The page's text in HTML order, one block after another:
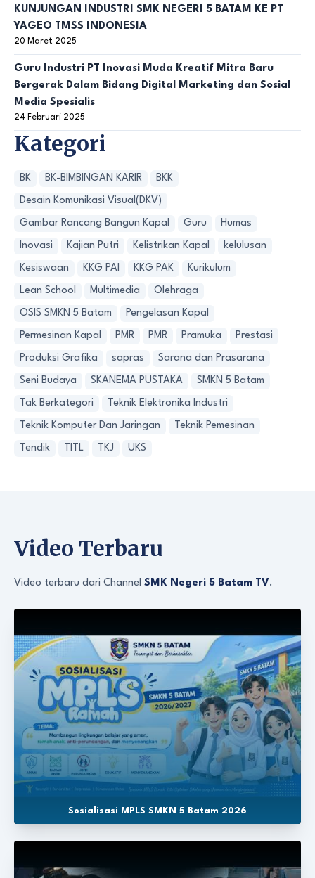
KUNJUNGAN INDUSTRI SMK NEGERI 5 BATAM KE PT
YAGEO TMSS INDONESIA
20 Maret 2025
Guru Industri PT Inovasi Muda Kreatif Mitra Baru
Bergerak Dalam Bidang Digital Marketing dan Sosial
Media Spesialis
24 Februari 2025
Kategori
BK BK-BIMBINGAN KARIR BKK
Desain Komunikasi Visual(DKV)
Gambar Rancang Bangun Kapal Guru Humas
Inovasi Kajian Putri Kelistrikan Kapal kelulusan
Kesiswaan KKG PAI KKG PAK Kurikulum
Lean School Multimedia Olehraga
OSIS SMKN 5 Batam Pengelasan Kapal
Permesinan Kapal PMR PMR Pramuka Prestasi
Produksi Grafika sapras Sarana dan Prasarana
Seni Budaya SKANEMA PUSTAKA SMKN 5 Batam
Tak Berkategori Teknik Elektronika Industri
Teknik Komputer Dan Jaringan Teknik Pemesinan
Tendik TITL TKJ UKS
Video Terbaru
Video terbaru dari Channel SMK Negeri 5 Batam TV.
Sosialisasi MPLS SMKN 5 Batam 2026